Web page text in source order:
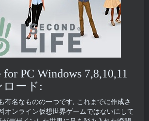
PC Windows 7,8,10,11
ード:
有名なものの一つです, これまでに作成さ
オンライン仮想世界ゲームではないにして